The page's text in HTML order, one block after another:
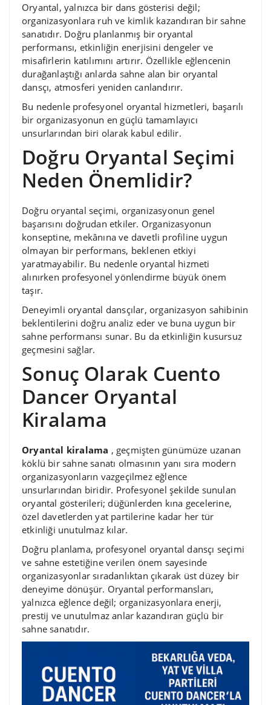
Oryantal, yalnızca bir dans gösterisi değil;
organizasyonlara ruh ve kimlik kazandıran bir sahne
sanatıdır. Doğru planlanmış bir oryantal
performansı, etkinliğin enerjisini dengeler ve
misafirlerin katılımını artırır. Özellikle eğlencenin
durağanlaştığı anlarda sahne alan bir oryantal
dansçı, atmosferi yeniden canlandırır.
Bu nedenle profesyonel oryantal hizmetleri, başarılı
bir organizasyonun en güçlü tamamlayıcı
unsurlarından biri olarak kabul edilir.
Doğru Oryantal Seçimi
Neden Önemlidir?
Doğru oryantal seçimi, organizasyonun genel
başarısını doğrudan etkiler. Organizasyonun
konseptine, mekânına ve davetli profiline uygun
olmayan bir performans, beklenen etkiyi
yaratmayabilir. Bu nedenle oryantal hizmeti
alınırken profesyonel yönlendirme büyük önem
taşır.
Deneyimli oryantal dansçılar, organizasyon sahibinin
beklentilerini doğru analiz eder ve buna uygun bir
sahne performansı sunar. Bu da etkinliğin kusursuz
geçmesini sağlar.
Sonuç Olarak Cuento
Dancer Oryantal
Kiralama
Oryantal kiralama , geçmişten günümüze uzanan
köklü bir sahne sanatı olmasının yanı sıra modern
organizasyonların vazgeçilmez eğlence
unsurlarından biridir. Profesyonel şekilde sunulan
oryantal gösterileri; düğünlerden kına gecelerine,
özel davetlerden yat partilerine kadar her tür
etkinliği unutulmaz kılar.
Doğru planlama, profesyonel oryantal dansçı seçimi
ve sahne estetiğine verilen önem sayesinde
organizasyonlar sıradanlıktan çıkarak üst düzey bir
deneyime dönüşür. Oryantal performansları,
yalnızca eğlence değil; organizasyonlara enerji,
prestij ve unutulmaz anlar kazandıran güçlü bir
sahne sanatıdır.